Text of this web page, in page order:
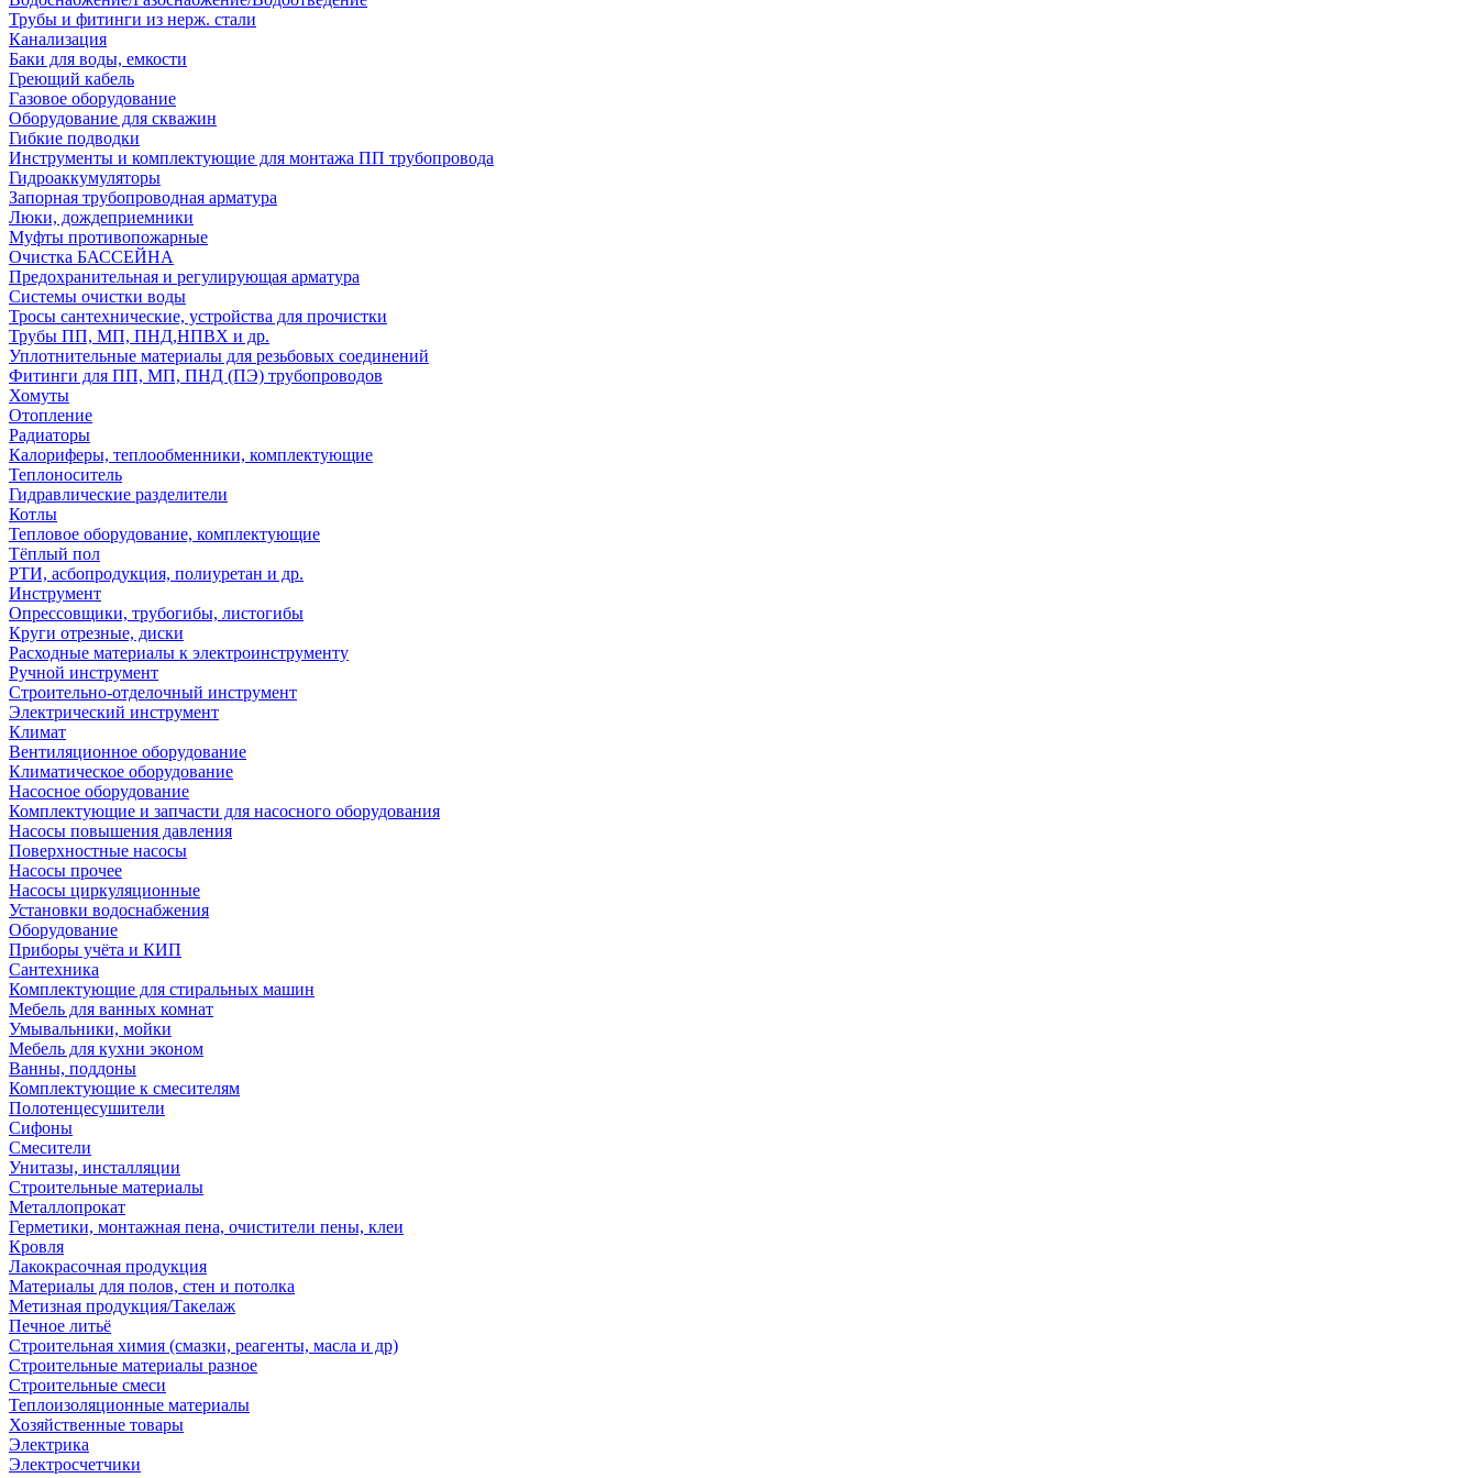
Трубы и фитинги из нерж. стали
Канализация
Баки для воды, емкости
Греющий кабель
Газовое оборудование
Оборудование для скважин
Гибкие подводки
Инструменты и комплектующие для монтажа ПП трубопровода
Гидроаккумуляторы
Запорная трубопроводная арматура
Люки, дождеприемники
Муфты противопожарные
Очистка БАССЕЙНА
Предохранительная и регулирующая арматура
Системы очистки воды
Тросы сантехнические, устройства для прочистки
Трубы ПП, МП, ПНД,НПВХ и др.
Уплотнительные материалы для резьбовых соединений
Фитинги для ПП, МП, ПНД (ПЭ) трубопроводов
Хомуты
Отопление
Радиаторы
Калориферы, теплообменники, комплектующие
Теплоноситель
Гидравлические разделители
Котлы
Тепловое оборудование, комплектующие
Тёплый пол
РТИ, асбопродукция, полиуретан и др.
Инструмент
Опрессовщики, трубогибы, листогибы
Круги отрезные, диски
Расходные материалы к электроинструменту
Ручной инструмент
Строительно-отделочный инструмент
Электрический инструмент
Климат
Вентиляционное оборудование
Климатическое оборудование
Насосное оборудование
Комплектующие и запчасти для насосного оборудования
Насосы повышения давления
Поверхностные насосы
Насосы прочее
Насосы циркуляционные
Установки водоснабжения
Оборудование
Приборы учёта и КИП
Сантехника
Комплектующие для стиральных машин
Мебель для ванных комнат
Умывальники, мойки
Мебель для кухни эконом
Ванны, поддоны
Комплектующие к смесителям
Полотенцесушители
Сифоны
Смесители
Унитазы, инсталляции
Строительные материалы
Металлопрокат
Герметики, монтажная пена, очистители пены, клеи
Кровля
Лакокрасочная продукция
Материалы для полов, стен и потолка
Метизная продукция/Такелаж
Печное литьё
Строительная химия (смазки, реагенты, масла и др)
Строительные материалы разное
Строительные смеси
Теплоизоляционные материалы
Хозяйственные товары
Электрика
Электросчетчики